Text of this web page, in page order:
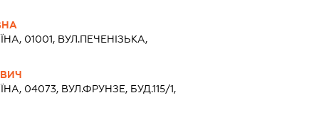
01001, ВУЛ.ПЕЧЕНІЗЬКА,
04073, ВУЛ.ФРУНЗЕ, БУД.115/1,